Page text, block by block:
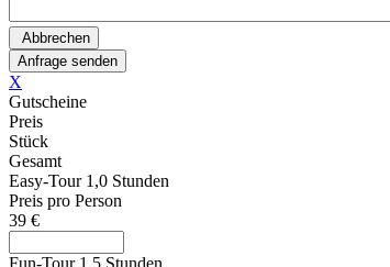
X
Gutscheine
Preis
Stück
Gesamt
Easy-Tour 1,0 Stunden
Preis pro Person
39 €
Fun-Tour 1,5 Stunden